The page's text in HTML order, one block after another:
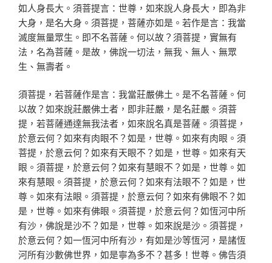
如人身長大。須菩提言：世尊，如來說人身長大，即為非
大身，是名大身。須菩提，菩薩亦如是。若作是言：我當
滅度無量眾生。即不名菩薩。何以故？須菩提，實無有
法，名為菩薩。是故，佛說一切法，無我、無人、無眾
生、無壽者。
須菩提，若菩薩作是言：我當莊嚴佛土。是不名菩薩。何
以故？如來說莊嚴佛土者，即非莊嚴，是名莊嚴。須菩
提，若菩薩通達無我法者，如來說名真是菩薩。須菩提，
於意云何？如來有肉眼不？如是，世尊。如來有肉眼。須
菩提，於意云何？如來有天眼不？如是，世尊。如來有天
眼。須菩提，於意云何？如來有慧眼不？如是，世尊。如
來有慧眼。須菩提，於意云何？如來有法眼不？如是，世
尊。如來有法眼。須菩提，於意云何？如來有佛眼不？如
是，世尊。如來有佛眼。須菩提，於意云何？如恆河中所
有沙，佛說是沙不？如是，世尊。如來說是沙。須菩提，
於意云何？如一恆河中所有沙，有如是沙等恆河，是諸恆
河所有沙數佛世界，如是寧為多不？甚多！世尊。佛告須